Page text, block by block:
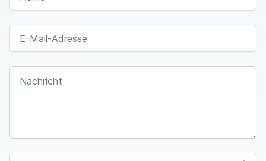
E-MAIL-ADRESSE
NACHRICHT
SPAM CAPTCHA